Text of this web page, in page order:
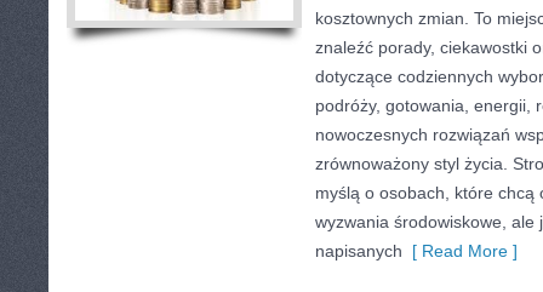
kosztownych zmian. To
znaleźć porady, ciekawostki
dotyczące codziennych
podróży, gotowania, energii,
nowoczesnych rozwiązań
zrównoważony styl życia.
myślą o osobach, które chcą
wyzwania środowiskowe, ale
napisanych [ Read More ]